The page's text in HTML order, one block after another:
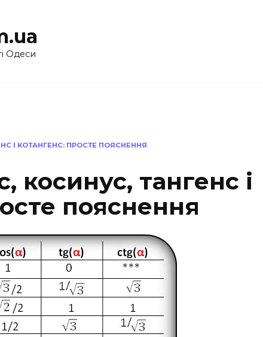
Одеси
І КОТАНГЕНС: ПРОСТЕ ПОЯСНЕННЯ
косинус, тангенс і
пояснення